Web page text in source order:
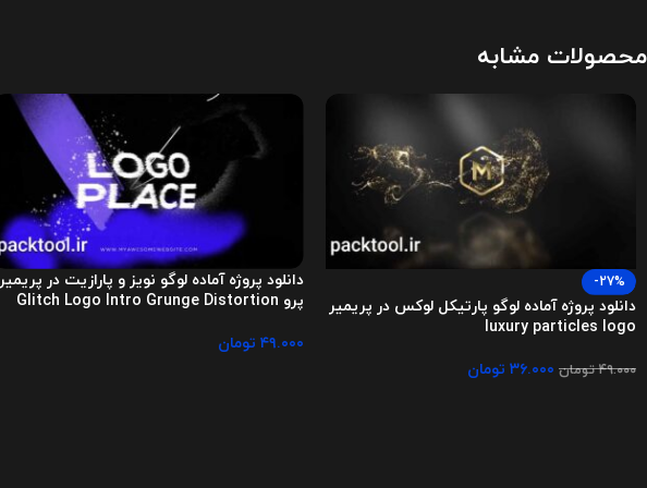
محصولات مشابه
-27%
دانلود پروژه آماده لوگو پارتیکل لوکس در پریمیر
luxury particles logo
۴۹.۰۰۰تومان ۳۶.۰۰۰ تومان
دانلود پروژه آماده لوگو نویز و پارازیت در پریمیر
پرو Glitch Logo Intro Grunge Distortion
۴۹.۰۰۰ تومان